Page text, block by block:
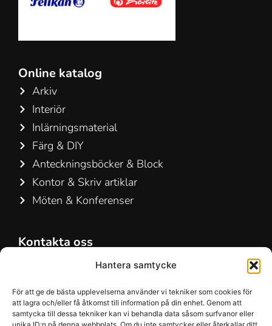
Hantera samtycke
För att ge de bästa upplevelserna använder vi tekniker som cookies för
att lagra och/eller få åtkomst till information på din enhet. Genom att
samtycka till dessa tekniker kan vi behandla data såsom surfvanor eller
Online katalog
Arkiv
Interiör
Inlärningsmaterial
Färg & DIY
Anteckningsböcker & Block
Kontor & Skriv artiklar
Möten & Konferenser
Kontakta oss
3520 Farum
Danmark